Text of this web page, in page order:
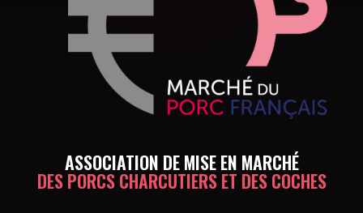
ASSOCIATION DE MISE EN MARCHÉ
DES PORCS CHARCUTIERS ET DES COCHES